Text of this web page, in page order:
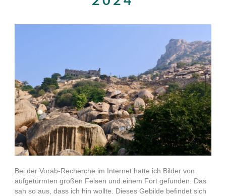
Bei der Vorab-Recherche im Internet hatte ich Bilder von
aufgetürmten großen Felsen und einem Fort gefunden. Das
sah so aus, dass ich hin wollte. Dieses Gebilde befindet sich